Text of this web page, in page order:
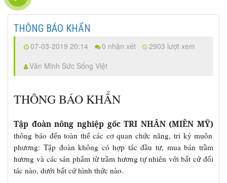
THÔNG BÁO KHẨN
07-03-2019 20:14 0 nhận xét
2903 lượt xem
Văn Minh Sức Sống Việt
THÔNG BÁO KHẨN
Tập đoàn nông nghiệp gốc TRI NHÂN (MIÊN MỸ)
thông báo đến toàn thểcác cơquan chức năng, tri kỷmuôn
phương: Tập đoàn không có hợp tác đầu tư, mua bán trầm
hương và các sản phẩm từtrầm hương tựnhiên với bất cứđối
tác nào, dưới bất cứhình thức nào.